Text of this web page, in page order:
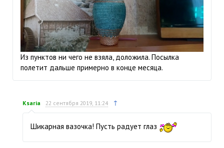
Из пунктов ни чего не взяла, доложила. Посылка
полетит дальше примерно в конце месяца.
Ksaria 22 сентября 2019, 11:24 ↑
Шикарная вазочка! Пусть радует глаз